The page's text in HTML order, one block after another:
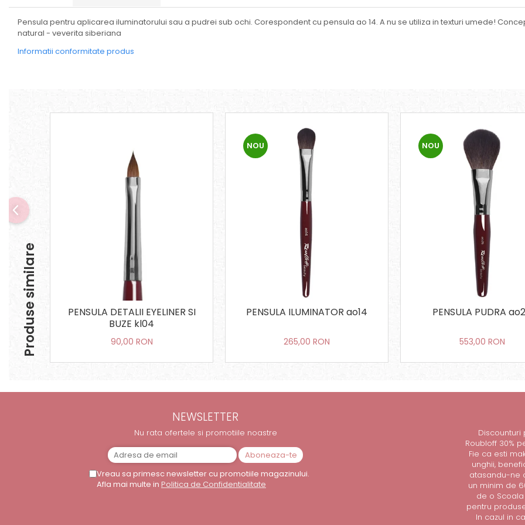
Seturi
Pensula pentru aplicarea iluminatorului sau a pudrei sub ochi. Corespondent cu pensula ao 14. A nu se utiliza in texturi umede!
natural - veverita siberiana
Informatii conformitate produs
Produse similare
PENSULA DETALII EYELINER SI
BUZE kl04
90,00 RON
NOU
PENSULA ILUMINATOR ao14
265,00 RON
NOU
PENSULA PUDRA
553,00 RON
NEWSLETTER
Nu rata ofertele si promotiile noastre
Vreau sa primesc newsletter cu promotiile magazinului.
Afla mai multe in Politica de Confidentialitate
Discounturi
Roubloff 30%
Fie ca esti
unghii,
atasandu-ne
un minim de
de o
pentru
In cazul in